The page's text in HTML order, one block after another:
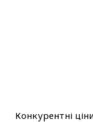
Конкурентні